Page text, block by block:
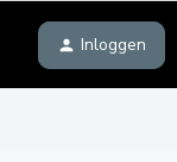
Inloggen